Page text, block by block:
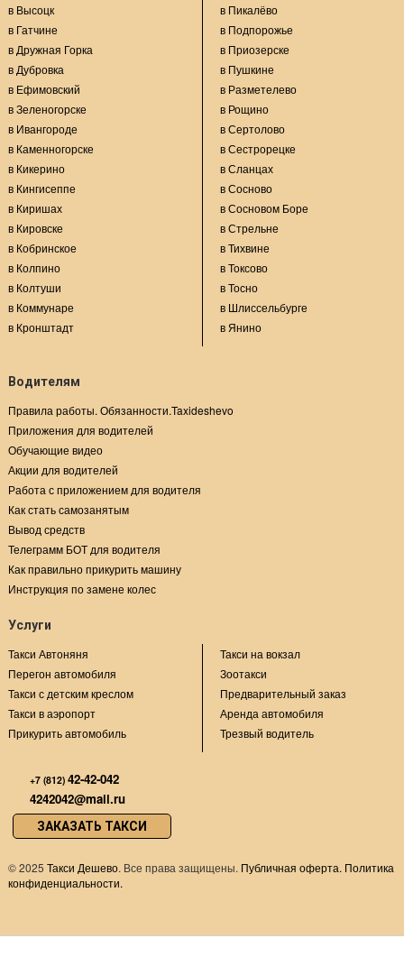
в Высоцк
в Гатчине
в Дружная Горка
в Дубровка
в Ефимовский
в Зеленогорске
в Ивангороде
в Каменногорске
в Кикерино
в Кингисеппе
в Киришах
в Кировске
в Кобринское
в Колпино
в Колтуши
в Коммунаре
в Кронштадт
в Пикалёво
в Подпорожье
в Приозерске
в Пушкине
в Разметелево
в Рощино
в Сертолово
в Сестрорецке
в Сланцах
в Сосново
в Сосновом Боре
в Стрельне
в Тихвине
в Токсово
в Тосно
в Шлиссельбурге
в Янино
Водителям
Правила работы. Обязанности.Taxideshevo
Приложения для водителей
Обучающие видео
Акции для водителей
Работа с приложением для водителя
Как стать самозанятым
Вывод средств
Телеграмм БОТ для водителя
Как правильно прикурить машину
Инструкция по замене колес
Услуги
Такси Автоняня
Перегон автомобиля
Такси с детским креслом
Такси в аэропорт
Прикурить автомобиль
Такси на вокзал
Зоотакси
Предварительный заказ
Аренда автомобиля
Трезвый водитель
+7 (812) 42-42-042
4242042@mail.ru
ЗАКАЗАТЬ ТАКСИ
©2025 Такси Дешево. Все права защищены. Публичная оферта. Политика
конфиденциальности.